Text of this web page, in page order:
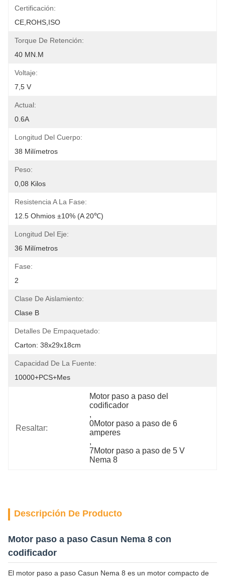
Certificación:
CE,ROHS,ISO
Torque De Retención:
40 MN.m
Voltaje:
7,5 V
Actual:
0.6A
Longitud Del Cuerpo:
38 Milímetros
Peso:
0,08 Kilos
Resistencia A La Fase:
12.5 Ohmios ±10% (A 20℃)
Longitud Del Eje:
36 Milímetros
Fase:
2
Clase De Aislamiento:
Clase B
Detalles De Empaquetado:
Carton: 38x29x18cm
Capacidad De La Fuente:
10000+PCS+mes
Resaltar:
Motor paso a paso del
codificador
,
0Motor paso a paso de 6
amperes
,
7Motor paso a paso de 5 V
Nema 8
Descripción De Producto
Motor paso a paso Casun Nema 8 con
codificador
El motor paso a paso Casun Nema 8 es un motor compacto de